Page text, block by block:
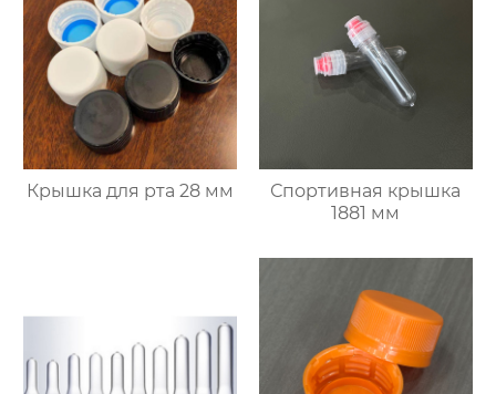
Крышка для рта 28 мм
Спортивная крышка
1881 мм